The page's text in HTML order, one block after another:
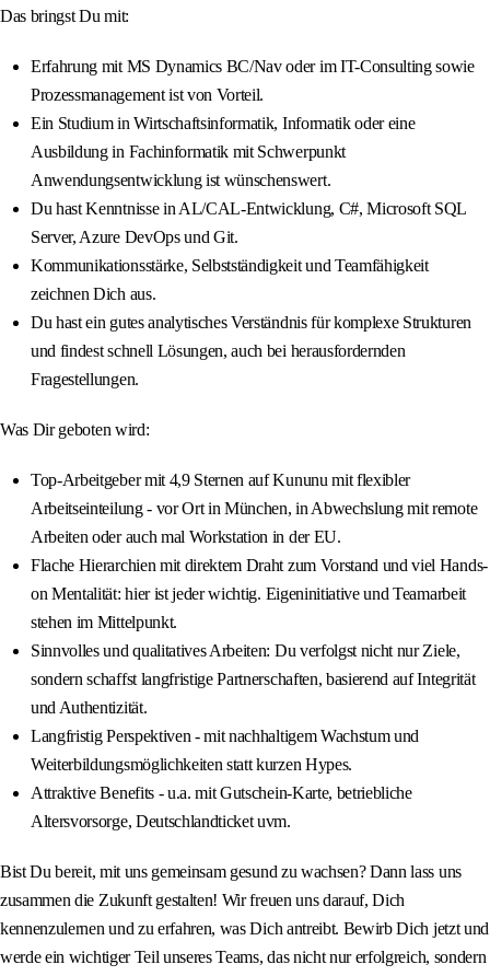
Das bringst Du mit:
Erfahrung mit MS Dynamics BC/Nav oder im IT-Consulting sowie
Prozessmanagement ist von Vorteil.
Ein Studium in Wirtschaftsinformatik, Informatik oder eine
Ausbildung in Fachinformatik mit Schwerpunkt
Anwendungsentwicklung ist wünschenswert.
Du hast Kenntnisse in AL/CAL-Entwicklung, C#, Microsoft SQL
Server, Azure DevOps und Git.
Kommunikationsstärke, Selbstständigkeit und Teamfähigkeit
zeichnen Dich aus.
Du hast ein gutes analytisches Verständnis für komplexe Strukturen
und findest schnell Lösungen, auch bei herausfordernden
Fragestellungen.
Was Dir geboten wird:
Top-Arbeitgeber mit 4,9 Sternen auf Kununu mit flexibler
Arbeitseinteilung - vor Ort in München, in Abwechslung mit remote
Arbeiten oder auch mal Workstation in der EU.
Flache Hierarchien mit direktem Draht zum Vorstand und viel Hands-
on Mentalität: hier ist jeder wichtig. Eigeninitiative und Teamarbeit
stehen im Mittelpunkt.
Sinnvolles und qualitatives Arbeiten: Du verfolgst nicht nur Ziele,
sondern schaffst langfristige Partnerschaften, basierend auf Integrität
und Authentizität.
Langfristig Perspektiven - mit nachhaltigem Wachstum und
Weiterbildungsmöglichkeiten statt kurzen Hypes.
Attraktive Benefits - u.a. mit Gutschein-Karte, betriebliche
Altersvorsorge, Deutschlandticket uvm.
Bist Du bereit, mit uns gemeinsam gesund zu wachsen? Dann lass uns
zusammen die Zukunft gestalten! Wir freuen uns darauf, Dich
kennenzulernen und zu erfahren, was Dich antreibt. Bewirb Dich jetzt und
werde ein wichtiger Teil unseres Teams, das nicht nur erfolgreich, sondern